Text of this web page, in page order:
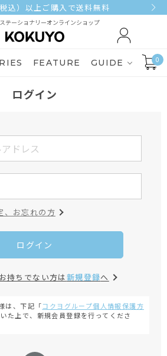
込）以上ご購入で送料無料
テーショナリーオンラインショップ
FEATURE GUIDE 0
ログイン
、お忘れの方
ログイン
持ちでない方は新規登録へ
は、下記「コクヨグループ個人情報保護方
た上で、新規会員登録を行ってくださ